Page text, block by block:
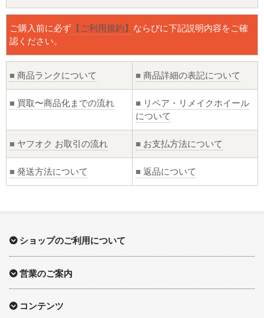
ご購入前に必ず 【ご利用規約】 ならびに下記説明内容をご確
認ください。
■ 商品ランクについて ■ 商品詳細の表記について
■ 買取〜商品化までの流れ ■ リペア・リメイクホイール
について
■ ヤフオク お取引の流れ ■ お支払方法について
■ 発送方法について ■ 返品について
ショップのご利用について
営業のご案内
コンテンツ